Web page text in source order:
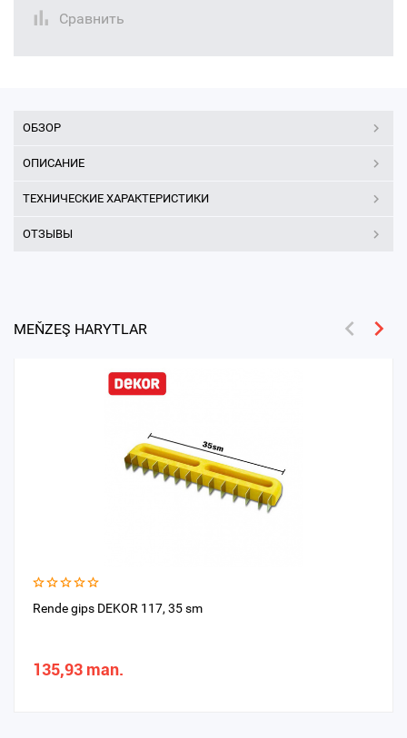
Сравнить
ОБЗОР
ОПИСАНИЕ
ТЕХНИЧЕСКИЕ ХАРАКТЕРИСТИКИ
ОТЗЫВЫ
MEŇZEŞ HARYTLAR
Rende gips DEKOR 117, 35 sm
135,93 man.